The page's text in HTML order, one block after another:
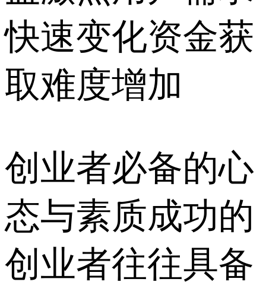
快速变化资金获
取难度增加
创业者必备的心
态与素质成功的
创业者往往具备